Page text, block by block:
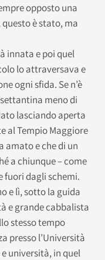
opposto una
è stato, ma
innata e poi quel
lo attraversava e
ogni sfida. Se n’è
meno di
lasciando aperta
al Tempio Maggiore
amato e che di un
a chiunque – come
fuori dagli schemi.
e lì, sotto la guida
e grande cabbalista
stesso tempo
presso l’Università
e università, in quel